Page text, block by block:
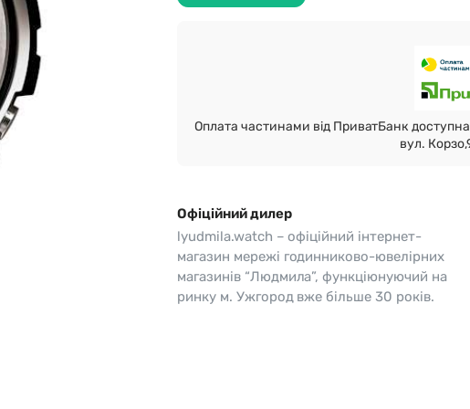
Lemans
Оплата частинами від ПриватБанк
вул.
Офіційний дилер
lyudmila.watch – офіційний інтернет-
магазин мережі годинниково-ювелірних
магазинів “Людмила”, функціюнуючий на
ринку м. Ужгород вже більше 30 років.